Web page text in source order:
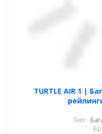
TURTLE AIR 1 |
Тип: